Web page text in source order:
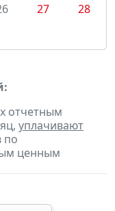
27
28
отчетным
уплачивают
по
ценным